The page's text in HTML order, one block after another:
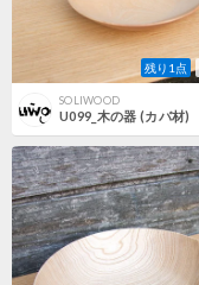
残り1点
SOLIWOOD
U099_木の器 (カバ材)